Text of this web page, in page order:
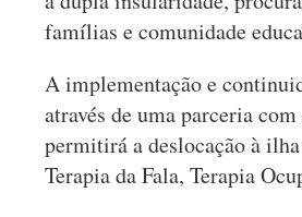
famílias e comunidade
A implementação e
através de uma parceria
permitirá a deslocação à
Terapia da Fala, Terapia